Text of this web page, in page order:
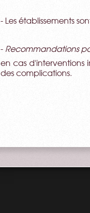
- Les établissements
- Recommandations
en cas d'interventions
des complications.